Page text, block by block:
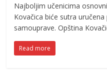
Najboljim učenicima
Kovačica biće sutra
samouprave. Opština
Read more